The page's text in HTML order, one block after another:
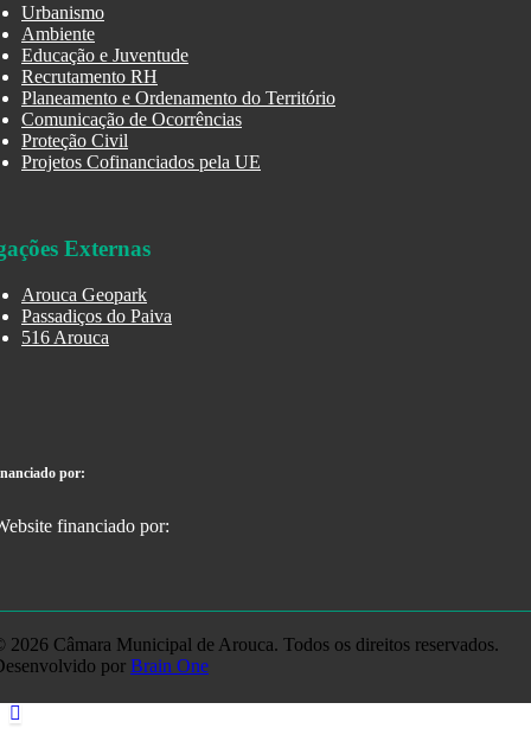
Urbanismo
Ambiente
Educação e Juventude
Recrutamento RH
Planeamento e Ordenamento do Território
Comunicação de Ocorrências
Proteção Civil
Projetos Cofinanciados pela UE
Externas
Arouca Geopark
Passadiços do Paiva
516 Arouca
por:
2026 Câmara Municipal de Arouca. Todos os direitos reservados.
por Brain One